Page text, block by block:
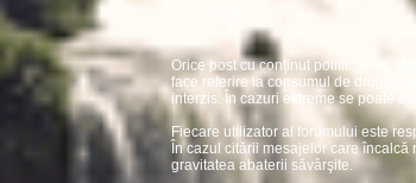
● 2. Reguli de postare
Orice post cu conţinut politic, etnic
face referire la consumul de droguri
interzis. În cazuri extreme se poate
Fiecare utilizator al forumului este
În cazul citării mesajelor care
gravitatea abaterii săvârşite.